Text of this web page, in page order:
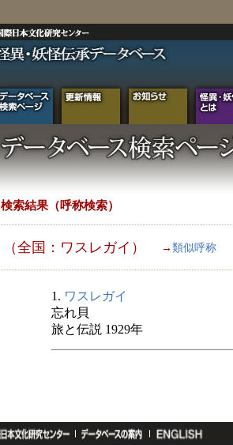
検索結果（呼称検索）
（全国：ワスレガイ） → 類似呼称
1. ワスレガイ
忘れ貝
旅と伝説 1929年